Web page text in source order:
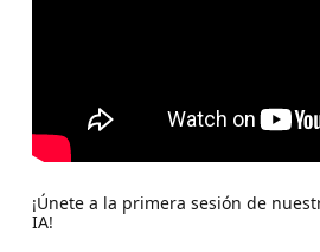
¡Únete a la primera sesión de
IA!